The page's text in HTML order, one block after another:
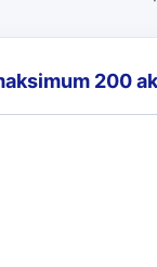
200